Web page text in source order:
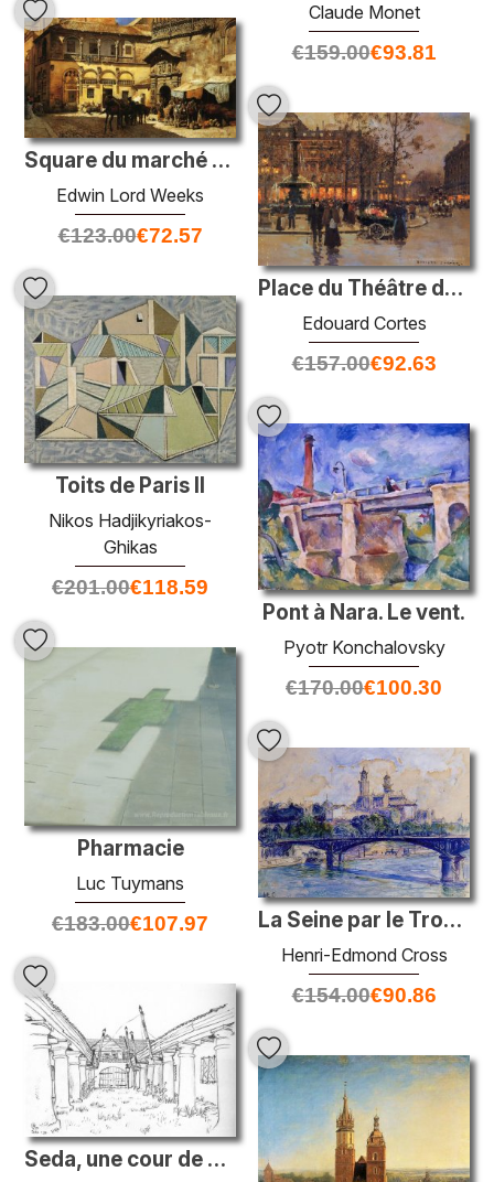
Claude Monet
€159.00€93.81
Square du marché devant la sacristie et la porte de la cathédral
Edwin Lord Weeks
€123.00€72.57
Place du Théâtre de la Commedie Francaise
Edouard Cortes
€157.00€92.63
Toits de Paris II
Nikos Hadjikyriakos-
Ghikas
€201.00€118.59
Pont à Nara. Le vent.
Pyotr Konchalovsky
€170.00€100.30
Pharmacie
Luc Tuymans
€183.00€107.97 La Seine par le Trocadero
Henri-Edmond Cross
€154.00€90.86
Seda, une cour de boutique